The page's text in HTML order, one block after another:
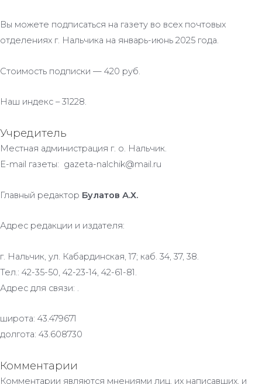
Вы можете подписаться на газету во всех почтовых
отделениях г. Нальчика на январь-июнь 2025 года.
Стоимость подписки — 420 руб.
Наш индекс – 31228.
Учредитель
Местная администрация г. о. Нальчик.
E-mail газеты: gazeta-nalchik@mail.ru
Главный редактор Булатов А.Х.
Адрес редакции и издателя:
г. Нальчик, ул. Кабардинская, 17; каб. 34, 37, 38.
Тел.: 42-35-50, 42-23-14, 42-61-81.
Адрес для связи: .
широта: 43.479671
долгота: 43.608730
Комментарии
Комментарии являются мнениями лиц, их написавших, и